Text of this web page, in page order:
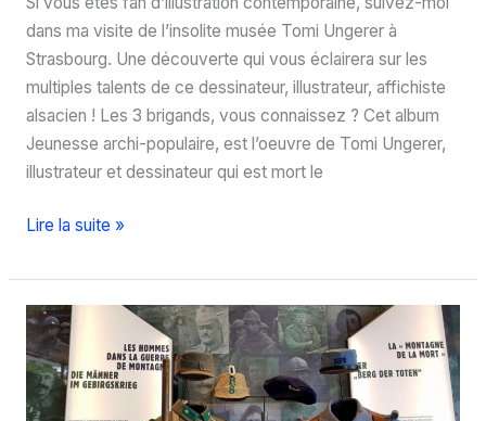
dans ma visite de l’insolite musée Tomi Ungerer à
Strasbourg. Une découverte qui vous éclairera sur les
multiples talents de ce dessinateur, illustrateur, affichiste
alsacien ! Les 3 brigands, vous connaissez ? Cet album
Jeunesse archi-populaire, est l’oeuvre de Tomi Ungerer,
illustrateur et dessinateur qui est mort le
Visite
musée
Tomi
Ungerer
à
Strasbourg
Lire la suite »